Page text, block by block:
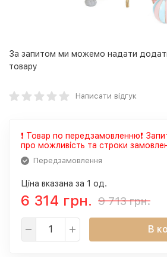
За запитом ми можемо надати
товару
Написати відгук
❗️ Товар по передзамовленню❗
про можливість та строки
Передзамовлення
Ціна вказана за 1 од.
6 314 грн. 9 713 грн.
В